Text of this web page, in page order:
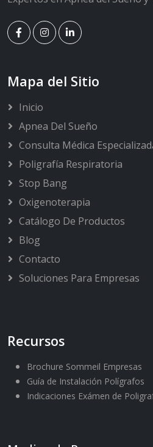
Mapa del Sitio
Inicio
Apnea Del Sueño
Consulta Médica
Poligrafía Respiratoria
Stop Bang
Oxigenoterapia
Catálogo De Productos
Blog
Contacto
Soluciones Para Empresas
Recursos
Brochure Sommeil Empresas
Guía de Instalación Polígrafos
Indicaciones Exámen de